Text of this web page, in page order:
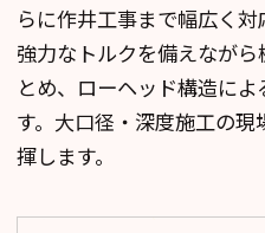
らに作井工事まで幅広く対
強力なトルクを備えなが
とめ、ローヘッド構造に
す。大口径・深度施工の
揮します。